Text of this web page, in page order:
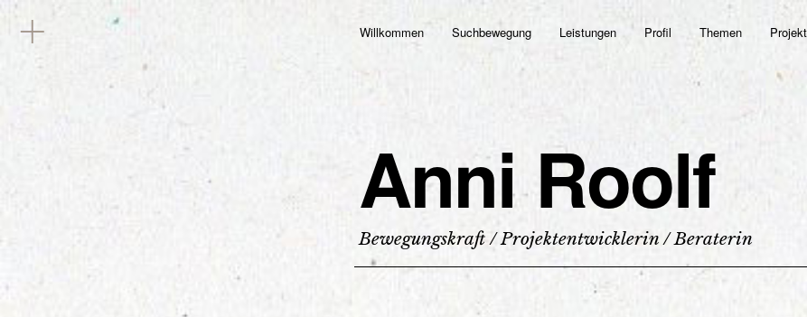
Willkommen Suchbewegung Leistungen Profil Themen
Anni Roolf
Bewegungskraft / Projektentwicklerin / Beraterin